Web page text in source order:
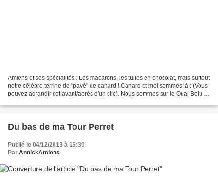
Amiens et ses spécialités : Les macarons, les tuiles en chocolat, mais surtout
notre célèbre terrine de "pavé" de canard ! Canard et moi sommes là : (Vous
pouvez agrandir cet avant/après d'un clic). Nous sommes sur le Quai Bélu et
Du bas de ma Tour Perret
Publié le 04/12/2013 à 15:30
Par AnnickAmiens